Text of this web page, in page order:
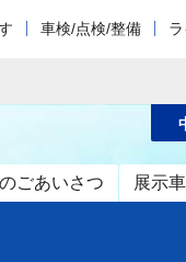
車検/点検/整備
ごあいさつ 展示